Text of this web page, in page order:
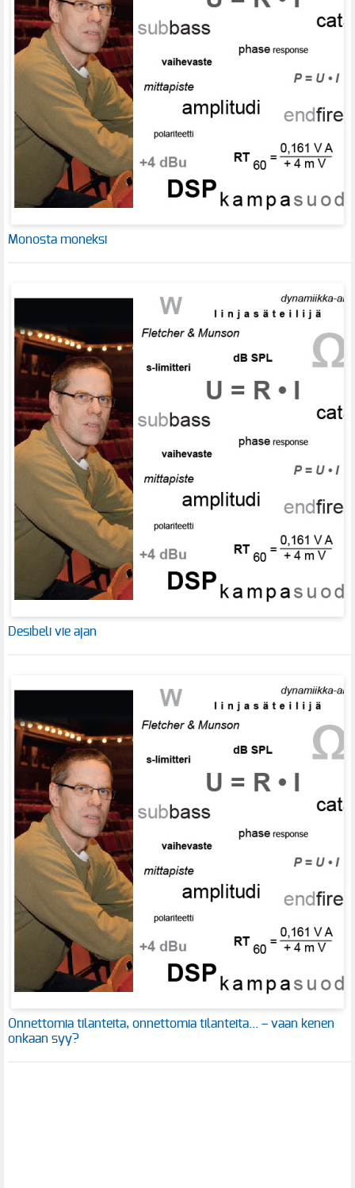
Monosta moneksi
Desibeli vie ajan
Onnettomia tilanteita, onnettomia tilanteita... – vaan kenen
onkaan syy?